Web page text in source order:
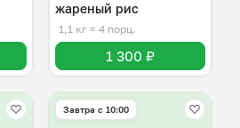
жареный рис
1,1 кг ≈ 4 порц.
1 300 ₽
Завтра c 10:00